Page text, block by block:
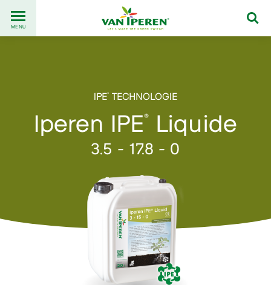
content
Back
to
MENU
IPE®TECHNOLOGIE
Iperen IPE®Liquide
3.5 - 17.8 - 0